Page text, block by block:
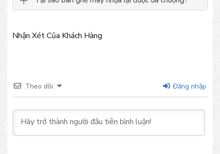
Nhận Xét Của Khách Hàng
Theo dõi Đăng nhập